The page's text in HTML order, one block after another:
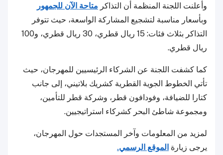
وأعلنت اللجنة المنظمة أن التذاكر متاحة الآن للجمهور
وبأسعار مناسبة لتشجيع المشاركة الواسعة، حيث تتوفر
التذاكر بثلاث فئات: 15 ريال قطري، 30 ريال قطري، و100
ريال قطري.
كما كشفت اللجنة عن الشركاء الرئيسيين للمهرجان، حيث
تأتي الخطوط الجوية القطرية كشريك بلاتيني، إلى جانب
كتارا للضيافة، وفودافون قطر، وشركة قطر للتأمين،
ومجموعة شاطئ البحر كشركاء استراتيجيين.
لمزيد من المعلومات وآخر المستجدات حول المهرجان،
يرجى زيارة الموقع الرسمي.